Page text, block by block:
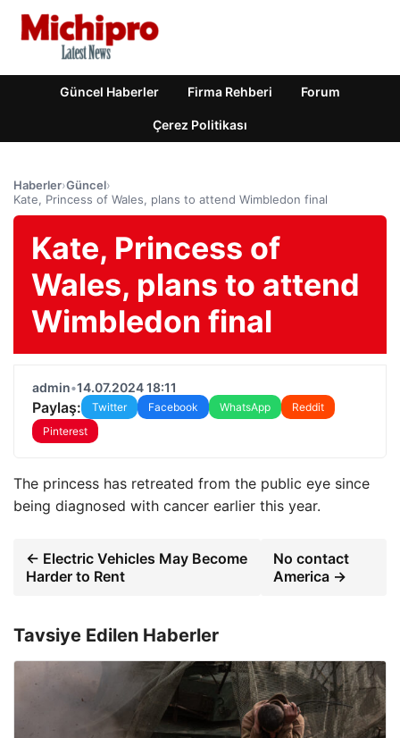
Güncel Haberler Firma Rehberi Forum
Çerez Politikası
Haberler›Güncel›
Kate, Princess of Wales, plans to attend Wimbledon final
Kate, Princess of
Wales, plans to attend
Wimbledon final
admin•14.07.2024 18:11
Paylaş: Twitter Facebook WhatsApp
Reddit
Pinterest
The princess has retreated from the public eye since
being diagnosed with cancer earlier this year.
← Electric Vehicles May Become
Harder to Rent
No contact
America →
Tavsiye Edilen Haberler